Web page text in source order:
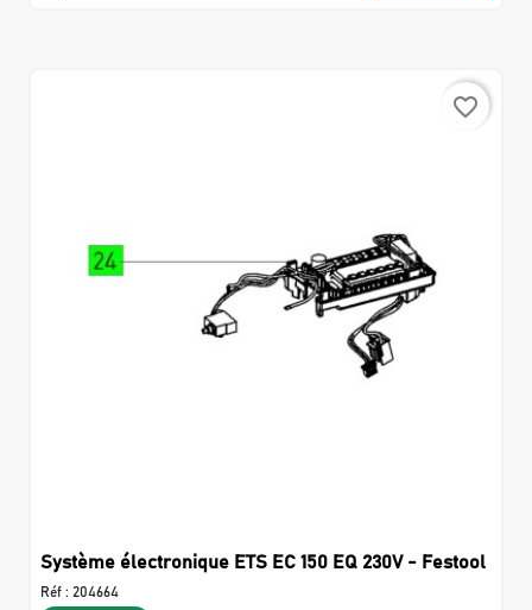
favorite_border
Système électronique ETS EC 150 EQ 230V - Festool
Réf : 204664